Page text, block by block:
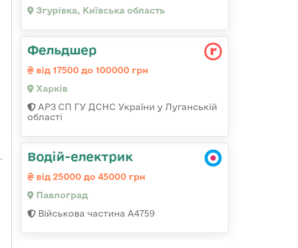
Згурівка, Київська область
Фельдшер
від 17500 до 100000 грн
Харків
АРЗ СП ГУ ДСНС України у Луганській
області
Водій-електрик
від 25000 до 45000 грн
Павлоград
Військова частина А4759